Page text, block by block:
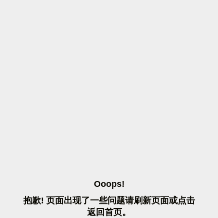
OOOPS!
抱歉! 页面出现了一些问题请刷 新页面或点击
返 回首页。